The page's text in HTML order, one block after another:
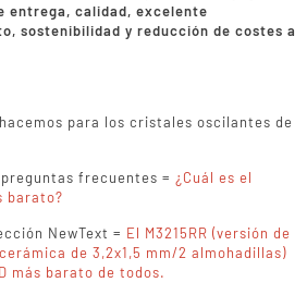
entrega, calidad, excelente
sostenibilidad y reducción de costes a
para los cristales oscilantes de
frecuentes = ¿Cuál es el
barato?
NewText = El M3215RR (versión de
de 3,2x1,5 mm/2 almohadillas)
más barato de todos.